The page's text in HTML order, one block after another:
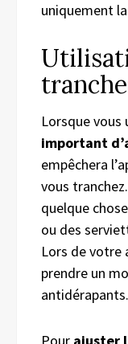
uniquement
Lorsque vous
important
empêchera
vous
quelque
ou des
Lors de votre
prendre un
antidérapants.